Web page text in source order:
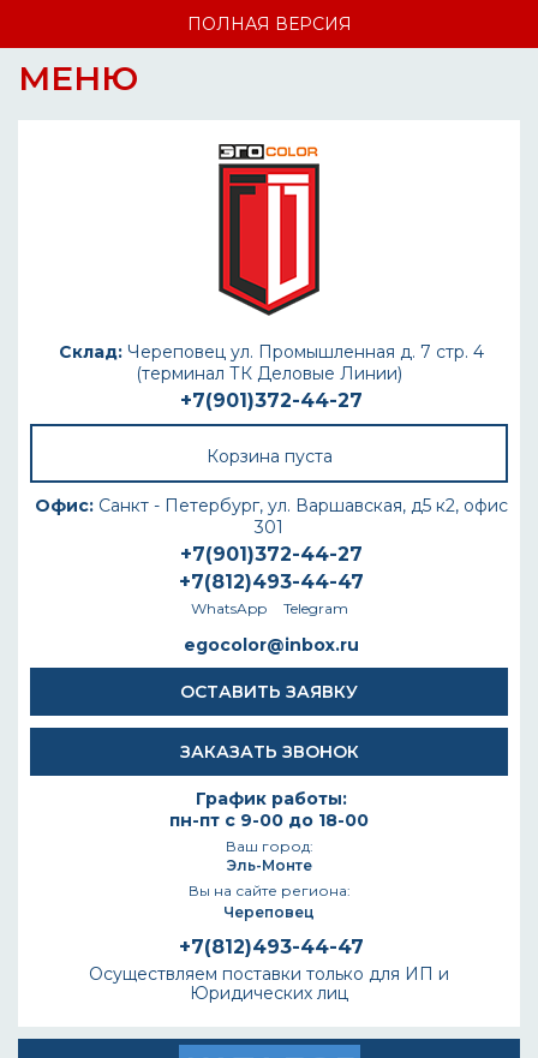
ПОЛНАЯ ВЕРСИЯ
МЕНЮ
Склад: Череповец ул. Промышленная д. 7 стр. 4
(терминал ТК Деловые Линии)
+7(901)372-44-27
Корзина пуста
Офис: Санкт - Петербург, ул. Варшавская, д5 к2, офис
301
+7(901)372-44-27
+7(812)493-44-47
WhatsApp Telegram
egocolor@inbox.ru
ОСТАВИТЬ ЗАЯВКУ
ЗАКАЗАТЬ ЗВОНОК
График работы:
пн-пт с 9-00 до 18-00
Ваш город:
Эль-Монте
Вы на сайте региона:
Череповец
+7(812)493-44-47
Осуществляем поставки только для ИП и
Юридических лиц